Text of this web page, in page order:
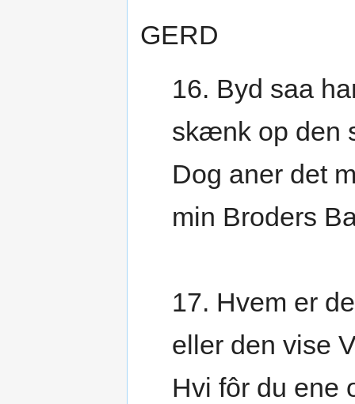
GERD
16. Byd saa
skænk op den
Dog aner det
min Broders
17. Hvem er
eller den vise
Hvi fôr du ene